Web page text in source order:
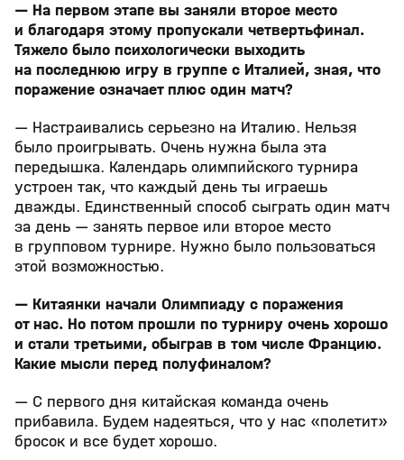
— На первом этапе вы заняли второе место
и благодаря этому пропускали четвертьфинал.
Тяжело было психологически выходить
на последнюю игру в группе с Италией, зная, что
поражение означает плюс один матч?
— Настраивались серьезно на Италию. Нельзя
было проигрывать. Очень нужна была эта
передышка. Календарь олимпийского турнира
устроен так, что каждый день ты играешь
дважды. Единственный способ сыграть один матч
за день — занять первое или второе место
в групповом турнире. Нужно было пользоваться
этой возможностью.
— Китаянки начали Олимпиаду с поражения
от нас. Но потом прошли по турниру очень хорошо
и стали третьими, обыграв в том числе Францию.
Какие мысли перед полуфиналом?
— С первого дня китайская команда очень
прибавила. Будем надеяться, что у нас «полетит»
бросок и все будет хорошо.